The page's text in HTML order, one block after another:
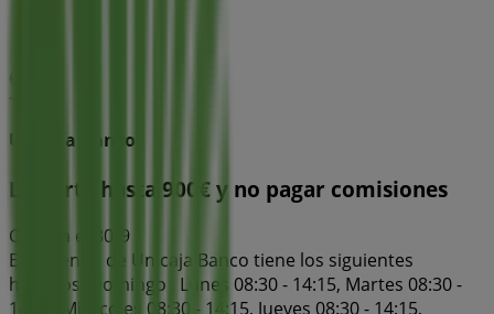
Unicaja Banco
Llevarte hasta 900€ y no pagar comisiones
Caduca el 30/9
Esta tienda de Unicaja Banco tiene los siguientes
horarios: Domingo , Lunes 08:30 - 14:15, Martes 08:30 -
14:15, Miércoles 08:30 - 14:15, Jueves 08:30 - 14:15,